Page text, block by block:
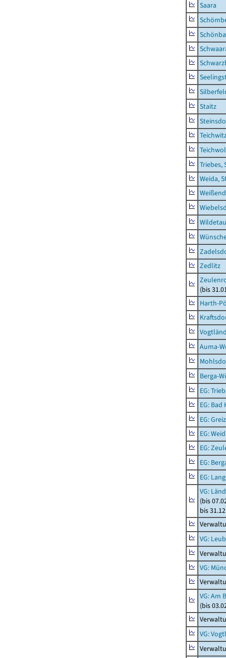
Saara
Staitz
Triebes,
Weida,
Zedlitz
(bis
Harth-
Auma-
Berga-
EG:
EG:
EG:
EG:
EG:
EG:
EG:
VG:
(bis
bis
VG:
VG:
VG: Am
(bis
VG: